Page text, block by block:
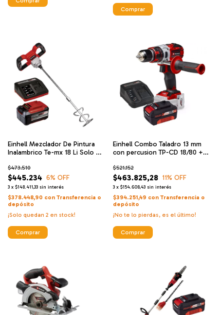
Einhell Mezclador De Pintura
Inalambrico Te-mx 18 Li Solo +
Velocidad Y Bateria 18 V 5.2 Ah
$445.234
$473.510
6% OFF
3 x $148.411,33 sin interés
$378.448,90 con Transferencia o
depósito
¡Solo quedan 2 en stock!
Einhell Combo Taladro 13 mm
con percusion TP-CD 18/80 +
$463.825,28
$521.152
11% OFF
3 x $154.608,43 sin interés
$394.251,49 con Transferencia o
depósito
¡No te lo pierdas, es el último!